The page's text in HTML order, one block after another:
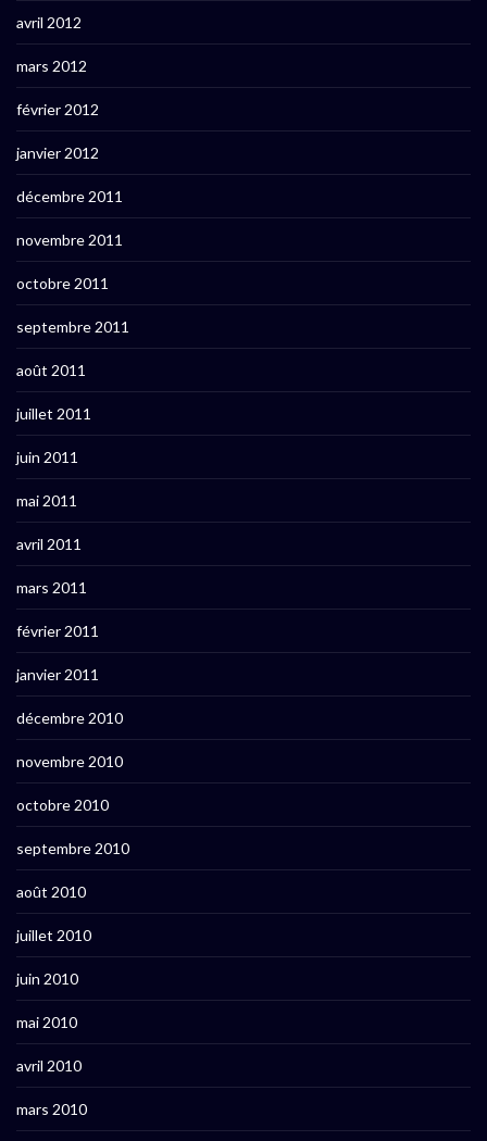
avril 2012
mars 2012
février 2012
janvier 2012
décembre 2011
novembre 2011
octobre 2011
septembre 2011
août 2011
juillet 2011
juin 2011
mai 2011
avril 2011
mars 2011
février 2011
janvier 2011
décembre 2010
novembre 2010
octobre 2010
septembre 2010
août 2010
juillet 2010
juin 2010
mai 2010
avril 2010
mars 2010